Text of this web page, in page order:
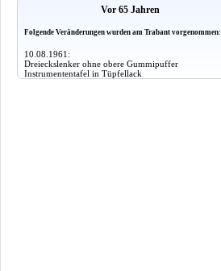
Vor 65 Jahren
Folgende Veränderungen wurden am Trabant vorgenommen:
10.08.1961:
Dreieckslenker ohne obere Gummipuffer
Instrumententafel in Tüpfellack